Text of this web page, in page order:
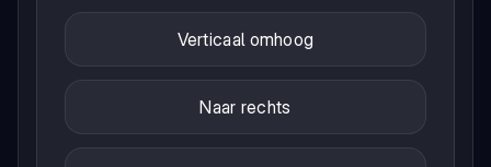
Verticaal omhoog
Naar rechts